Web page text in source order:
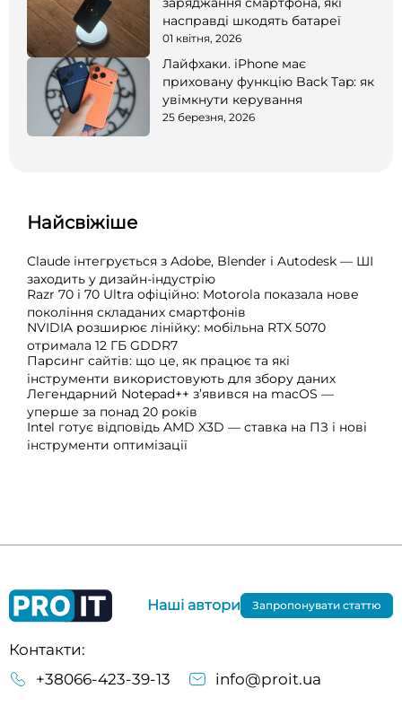
насправді шкодять батареї
01 квітня, 2026
Лайфхаки. iPhone має
приховану функцію Back Tap: як
увімкнути керування
25 березня, 2026
Найсвіжіше
Claude інтегрується з Adobe, Blender і Autodesk — ШІ
заходить у дизайн-індустрію
Razr 70 і 70 Ultra офіційно: Motorola показала нове
покоління складаних смартфонів
NVIDIA розширює лінійку: мобільна RTX 5070
отримала 12 ГБ GDDR7
Парсинг сайтів: що це, як працює та які
інструменти використовують для збору даних
Легендарний Notepad++ з’явився на macOS —
уперше за понад 20 років
Intel готує відповідь AMD X3D — ставка на ПЗ і нові
інструменти оптимізації
Контакти:
+38066-423-39-13
info@proit.ua
Наші автори Запропонувати статтю